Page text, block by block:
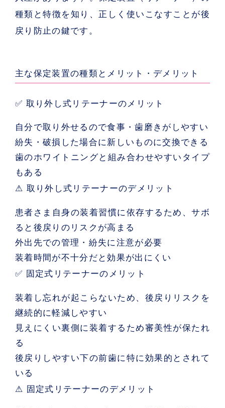
種類と特徴を知り、正しく使いこなすことが後
戻り防止の鍵です。
主な保定装置の種類とメリット・デメリット
✅ 取り外し式リテーナーのメリット
自分で取り外せるので食事・歯磨きがしやすい
紛失・破損した場合に新しいものに交換できる
歯のホワイトニングと組み合わせやすいタイプ
もある
⚠ 取り外し式リテーナーのデメリット
患者さま自身の装着習慣に依存するため、サボ
ると後戻りのリスクが高まる
外出先での管理・紛失に注意が必要
装着時間が不十分だと効果が出にくい
✅ 固定式リテーナーのメリット
装着し忘れが起こらないため、後戻りリスクを
継続的に軽減しやすい
見えにくい裏側に装着するため審美性が保たれ
る
後戻りしやすい下の前歯に特に効果的とされて
いる
⚠ 固定式リテーナーのデメリット